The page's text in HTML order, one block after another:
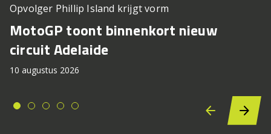
Opvolger Phillip Island krijgt vorm
MotoGP toont binnenkort nieuw
circuit Adelaide
10 augustus 2026